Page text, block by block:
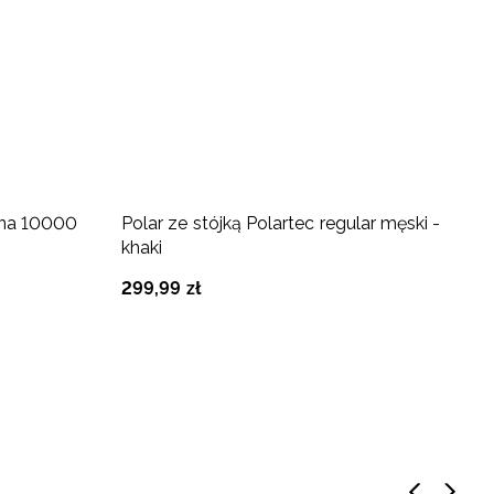
10000
Polar ze stójką Polartec regular męski -
khaki
299,99 zł